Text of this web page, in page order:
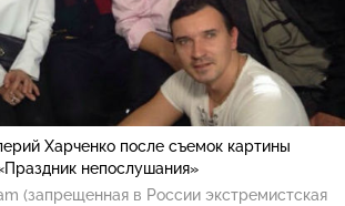
Харченко после съемок картины
непослушания»
(запрещенная в России экстремистская